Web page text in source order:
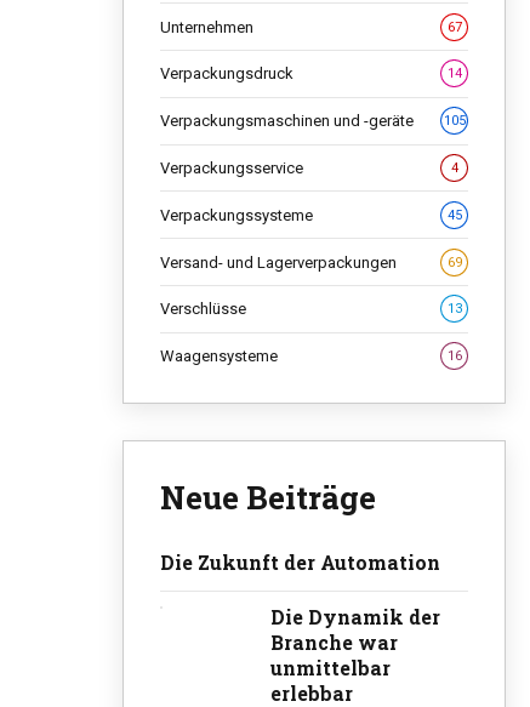
Unternehmen 67
Verpackungsdruck 14
Verpackungsmaschinen und -geräte 105
Verpackungsservice 4
Verpackungssysteme 45
Versand- und Lagerverpackungen 69
Verschlüsse 13
Waagensysteme 16
Neue Beiträge
Die Zukunft der Automation
Die Dynamik der
Branche war
unmittelbar
erlebbar